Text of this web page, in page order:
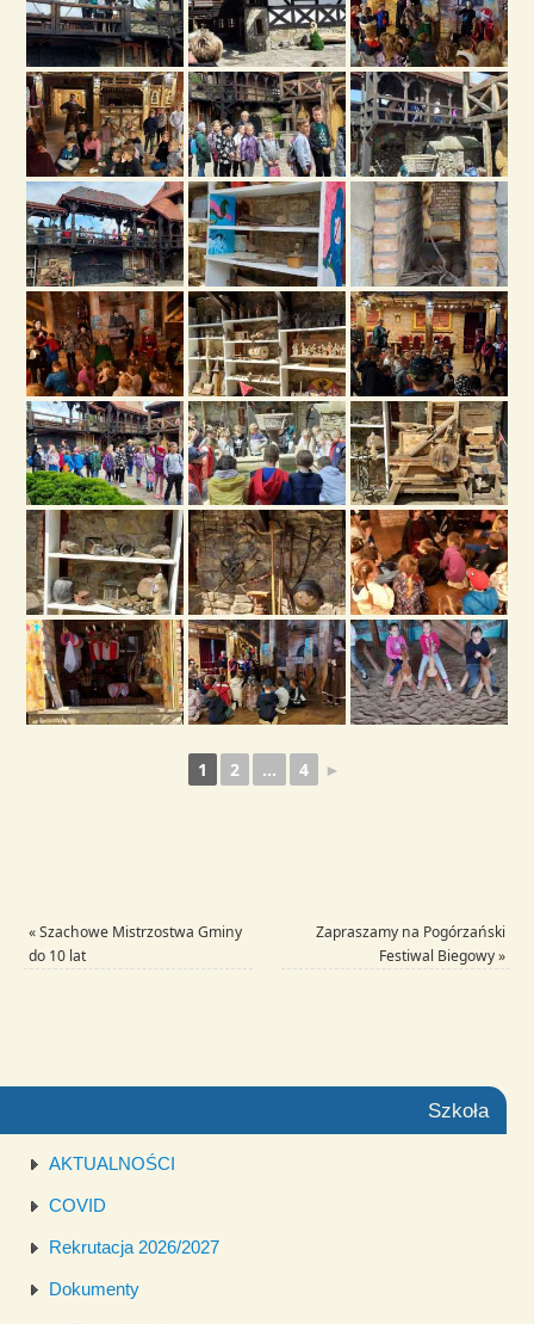
1 2 ... 4 ►
«Szachowe Mistrzostwa Gminy
do 10 lat
Zapraszamy na Pogórzański
Festiwal Biegowy»
Szkoła
AKTUALNOŚCI
COVID
Rekrutacja 2026/2027
Dokumenty